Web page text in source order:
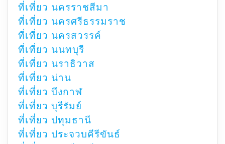
ที่เที่ยว นครราชสีมา
ที่เที่ยว นครศรีธรรมราช
ที่เที่ยว นครสวรรค์
ที่เที่ยว นนทบุรี
ที่เที่ยว นราธิวาส
ที่เที่ยว น่าน
ที่เที่ยว บึงกาฬ
ที่เที่ยว บุรีรัมย์
ที่เที่ยว ปทุมธานี
ที่เที่ยว ประจวบคีรีขันธ์